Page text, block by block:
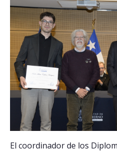
El coordinador de los